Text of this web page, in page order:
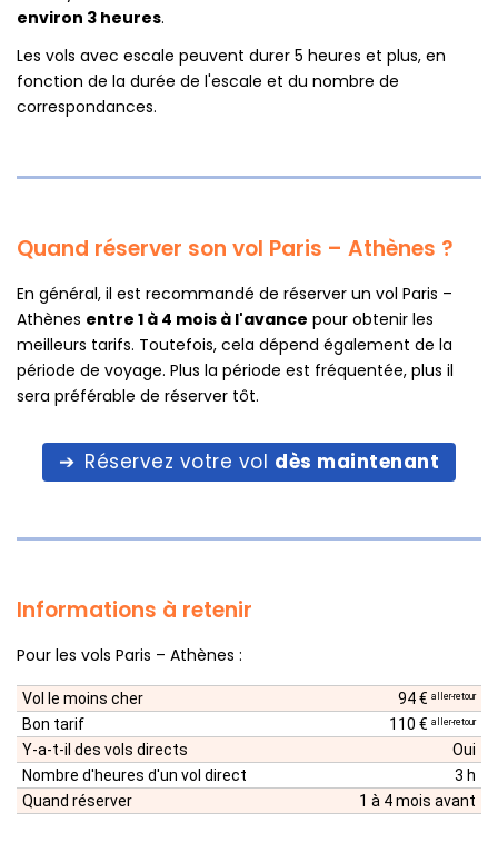
environ 3 heures.
Les vols avec escale peuvent durer 5 heures et plus, en
fonction de la durée de l'escale et du nombre de
correspondances.
Quand réserver son vol Paris – Athènes ?
En général, il est recommandé de réserver un vol Paris –
Athènes entre 1 à 4 mois à l'avance pour obtenir les
meilleurs tarifs. Toutefois, cela dépend également de la
période de voyage. Plus la période est fréquentée, plus il
sera préférable de réserver tôt.
Réservez votre vol dès maintenant
Informations à retenir
Pour les vols Paris – Athènes :
Vol le moins cher 94 € aller-retour
Bon tarif 110 € aller-retour
Y-a-t-il des vols directs
Oui
Nombre d'heures d'un vol direct
3 h
Quand réserver
1 à 4 mois avant